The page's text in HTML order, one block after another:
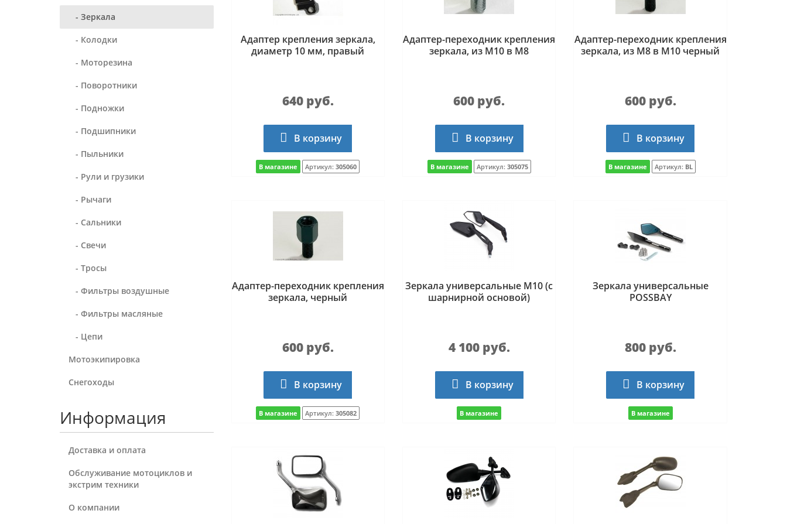
- Зеркала
- Колодки
- Моторезина
- Поворотники
- Подножки
- Подшипники
- Пыльники
- Рули и грузики
- Рычаги
- Сальники
- Свечи
- Тросы
- Фильтры воздушные
- Фильтры масляные
- Цепи
Мотоэкипировка
Снегоходы
Информация
Доставка и оплата
Обслуживание мотоциклов и
экстрим техники
О компании
Адаптер крепления зеркала,
диаметр 10 мм, правый
640 руб.
В корзину
В магазине Артикул:305060
Адаптер-переходник крепления
зеркала, из М10 в M8
600 руб.
В корзину
В магазине Артикул: 305075
Адаптер-переходник крепления
зеркала, из М8 в М10 черный
600 руб.
В корзину
В магазине Артикул: BL
Адаптер-переходник крепления
зеркала, черный
600 руб.
В корзину
В магазине Артикул:305082
Зеркала универсальные M10 (с
шарнирной основой)
4 100 руб.
В корзину
В магазине
Зеркала универсальные
POSSBAY
800 руб.
В корзину
В магазине